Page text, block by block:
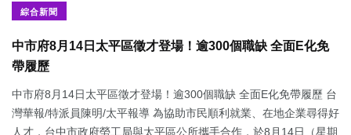
綜合新聞
中市府8月14日太平區徵才登場！逾300個職缺 全面E化免
帶履歷
中市府8月14日太平區徵才登場！逾300個職缺 全面E化免帶履歷 台
灣華報/特派員陳明/太平報導 為協助市民順利就業、在地企業尋得好
人才，台中市政府勞工局與太平區公所攜手合作，於8月14日（星期